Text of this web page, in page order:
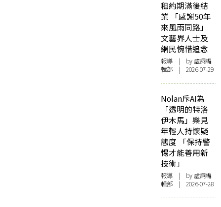
租約期滿後結
業 「感謝50年
來風雨同路」
文藝界人士及
網民惋惜追念
報導 | by 虛詞編
輯部 | 2026-07-29
Nolan斥AI為
「透明的特洛
伊木馬」樂見
年輕人持懷疑
態度 「保持警
惕才能善用新
技術」
報導 | by 虛詞編
輯部 | 2026-07-28